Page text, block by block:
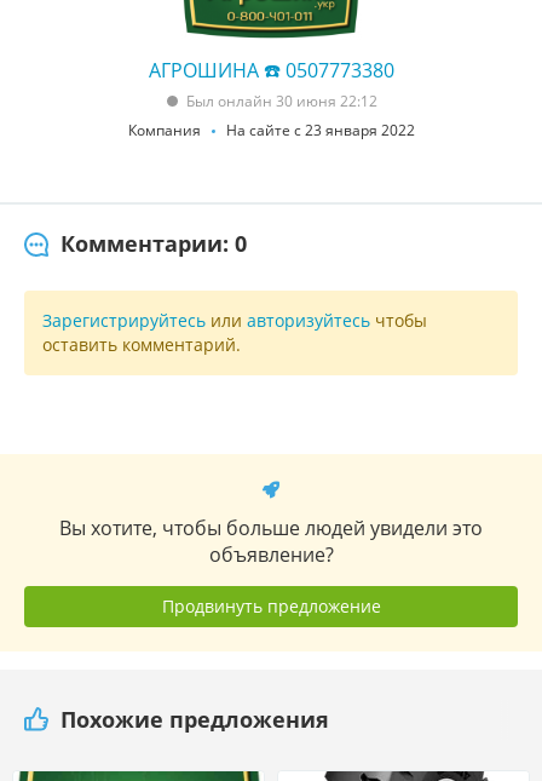
АГРОШИНА ☎️ 0507773380
Был онлайн 30 июня 22:12
Компания
На сайте с 23 января 2022
Комментарии: 0
Зарегистрируйтесь или авторизуйтесь чтобы
оставить комментарий.
Вы хотите, чтобы больше людей увидели это
объявление?
Продвинуть предложение
Похожие предложения